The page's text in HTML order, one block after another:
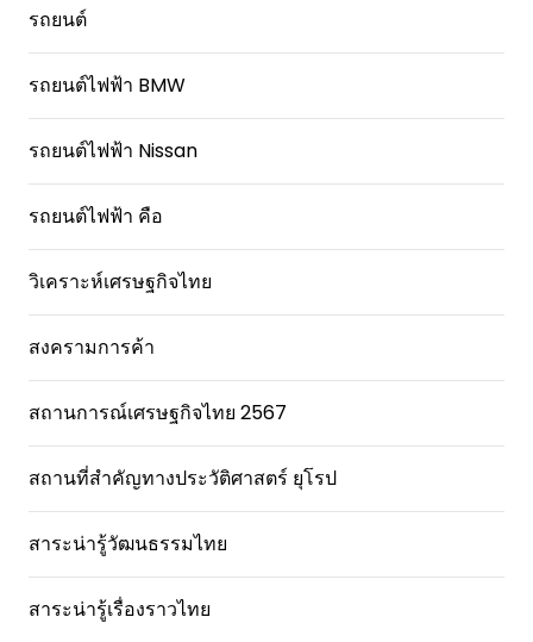
รถยนต์
รถยนต์ไฟฟ้า BMW
รถยนต์ไฟฟ้า Nissan
รถยนต์ไฟฟ้า คือ
วิเคราะห์เศรษฐกิจไทย
สงครามการค้า
สถานการณ์เศรษฐกิจไทย 2567
สถานที่สําคัญทางประวัติศาสตร์ ยุโรป
สาระน่ารู้วัฒนธรรมไทย
สาระน่ารู้เรื่องราวไทย